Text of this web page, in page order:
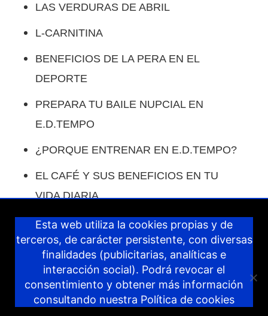
LAS VERDURAS DE ABRIL
L-CARNITINA
BENEFICIOS DE LA PERA EN EL
DEPORTE
PREPARA TU BAILE NUPCIAL EN
E.D.TEMPO
¿PORQUE ENTRENAR EN E.D.TEMPO?
EL CAFÉ Y SUS BENEFICIOS EN TU
VIDA DIARIA.
COMO COMPENSAR LAS COMIDAS EN
VACACIONES.
IDEAS PARA COMPENSAR LOS DÍAS
DE NAVIDAD.
Esta web utiliza la cookies propias y de
terceros, de carácter persistente, con diversas
finalidades (publicitarias, analíticas e
interacción social). Podrá revocar el
consentimiento y obtener más información
consultando nuestra Política de cookies